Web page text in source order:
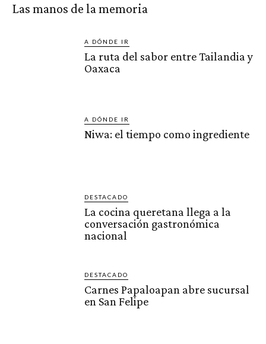
Las manos de la memoria
A DÓNDE IR
La ruta del sabor entre Tailandia y
Oaxaca
A DÓNDE IR
Niwa: el tiempo como ingrediente
DESTACADO
La cocina queretana llega a la
conversación gastronómica
nacional
DESTACADO
Carnes Papaloapan abre sucursal
en San Felipe